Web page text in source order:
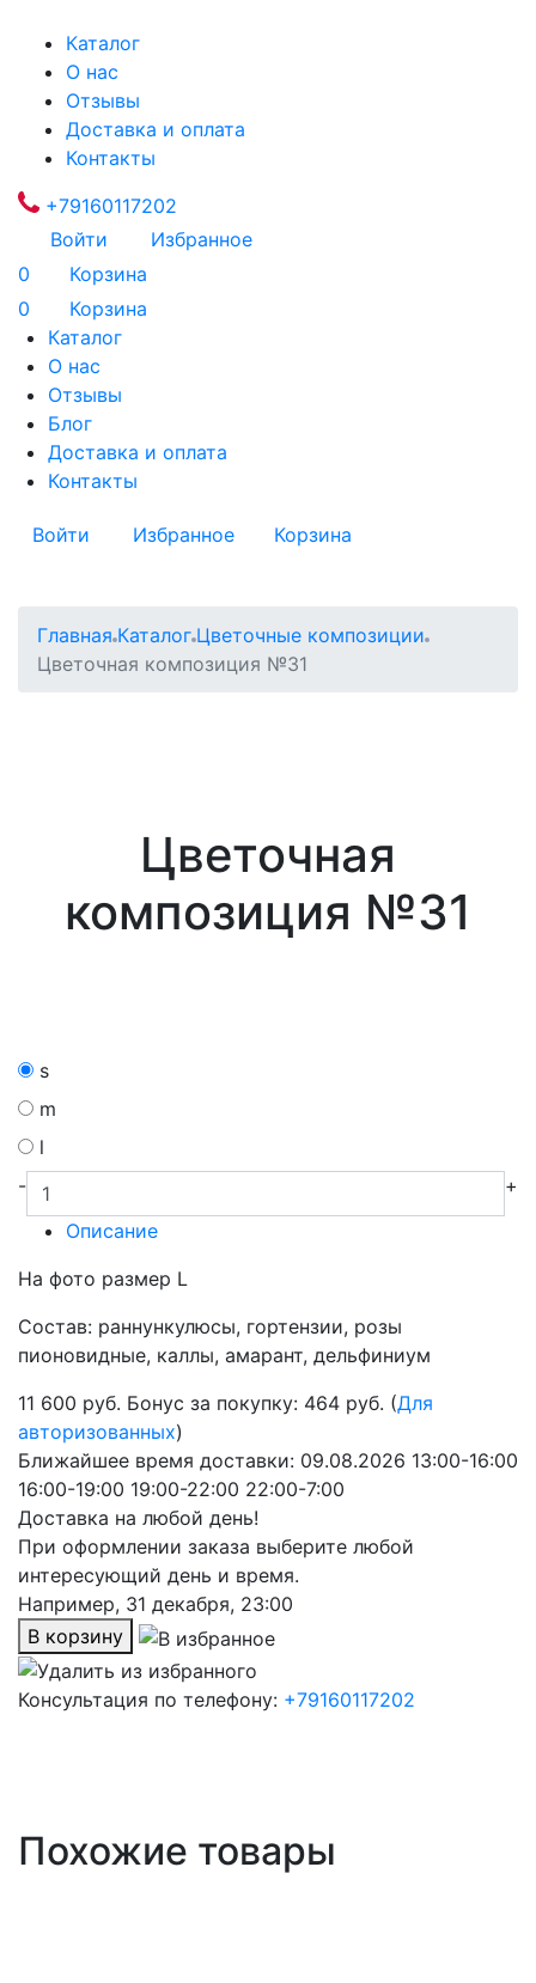
Каталог
О нас
Отзывы
Доставка и оплата
Контакты
+79160117202
Войти
Избранное
0
Корзина
0
Корзина
Каталог
О нас
Отзывы
Блог
Доставка и оплата
Контакты
Войти Избранное Корзина
Главная Каталог Цветочные композиции
Цветочная композиция №31
Цветочная
композиция №31
s
m
l
-
+
Описание
На фото размер L
Состав: раннункулюсы, гортензии, розы
пионовидные, каллы, амарант, дельфиниум
11 600 руб. Бонус за покупку: 464 руб. (Для
авторизованных)
Ближайшее время доставки: 09.08.2026 13:00-16:00
16:00-19:00 19:00-22:00 22:00-7:00
Доставка на любой день!
При оформлении заказа выберите любой
интересующий день и время.
Например, 31 декабря, 23:00
В корзину
Консультация по телефону: +79160117202
Похожие товары